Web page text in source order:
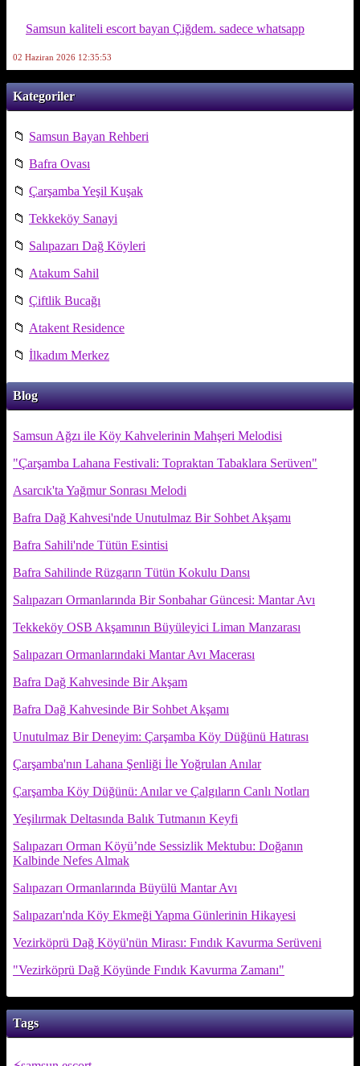
Kategoriler
📁 Samsun Bayan Rehberi
📁 Bafra Ovası
📁 Çarşamba Yeşil Kuşak
📁 Tekkeköy Sanayi
📁 Salıpazarı Dağ Köyleri
📁 Atakum Sahil
📁 Çiftlik Bucağı
📁 Atakent Residence
📁 İlkadım Merkez
Blog
Samsun Ağzı ile Köy Kahvelerinin Mahşeri Melodisi
"Çarşamba Lahana Festivali: Topraktan Tabaklara Serüven"
Asarcık'ta Yağmur Sonrası Melodi
Bafra Dağ Kahvesi'nde Unutulmaz Bir Sohbet Akşamı
Bafra Sahili'nde Tütün Esintisi
Bafra Sahilinde Rüzgarın Tütün Kokulu Dansı
Salıpazarı Ormanlarında Bir Sonbahar Güncesi: Mantar Avı
Tekkeköy OSB Akşamının Büyüleyici Liman Manzarası
Salıpazarı Ormanlarındaki Mantar Avı Macerası
Bafra Dağ Kahvesinde Bir Akşam
Bafra Dağ Kahvesinde Bir Sohbet Akşamı
Unutulmaz Bir Deneyim: Çarşamba Köy Düğünü Hatırası
Çarşamba'nın Lahana Şenliği İle Yoğrulan Anılar
Çarşamba Köy Düğünü: Anılar ve Çalgıların Canlı Notları
Yeşilırmak Deltasında Balık Tutmanın Keyfi
Salıpazarı Orman Köyü’nde Sessizlik Mektubu: Doğanın
Kalbinde Nefes Almak
Salıpazarı Ormanlarında Büyülü Mantar Avı
Salıpazarı'nda Köy Ekmeği Yapma Günlerinin Hikayesi
Vezirköprü Dağ Köyü'nün Mirası: Fındık Kavurma Serüveni
"Vezirköprü Dağ Köyünde Fındık Kavurma Zamanı"
Tags
Samsun kaliteli escort bayan Çiğdem. sadece whatsapp
02 Haziran 2026 12:35:53